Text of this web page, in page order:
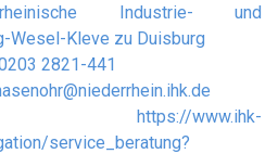
Industrie- und
Wesel-Kleve zu Duisburg
2821-441
https://www.ihk-
service_beratung?